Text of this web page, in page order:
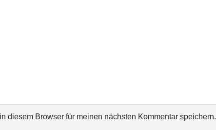
diesem Browser für meinen nächsten Kommentar speichern.